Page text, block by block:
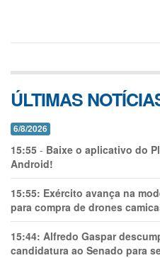
ÚLTIMAS
6/8/2026
15:55 - Baixe o aplicativo do
Android!
15:55: Exército avança na
para compra de drones
15:44: Alfredo Gaspar
candidatura ao Senado para